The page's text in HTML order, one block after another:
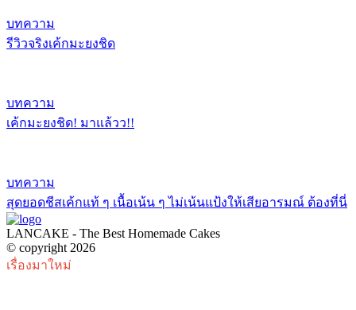
บทความ
รีวิวจริงเค้กมะยงชิด
บทความ
เค้กมะยงชิด! มาแล้วว!!
บทความ
สุดยอดชีสเค้กแท้ ๆ เนื้อเน้น ๆ ไม่เน้นแป้งให้เสียอารมณ์ ต้องที่นี่
LANCAKE - The Best Homemade Cakes
© copyright 2026
เรื่องมาใหม่